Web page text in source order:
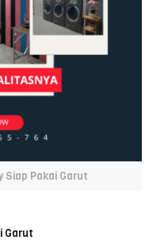
Siap Pakai Garut
Garut